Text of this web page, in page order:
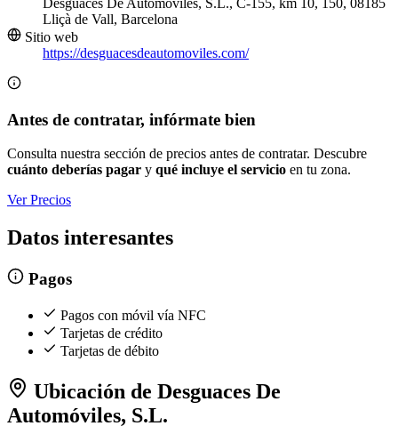
Desguaces De Automóviles, S.L., C-155, km 10, 150, 08185
Lliçà de Vall, Barcelona
Sitio web
https://desguacesdeautomoviles.com/
Antes de contratar, infórmate bien
Consulta nuestra sección de precios antes de contratar. Descubre
cuánto deberías pagar y qué incluye el servicio en tu zona.
Ver Precios
Datos interesantes
Pagos
Pagos con móvil vía NFC
Tarjetas de crédito
Tarjetas de débito
Ubicación de Desguaces De
Automóviles, S.L.